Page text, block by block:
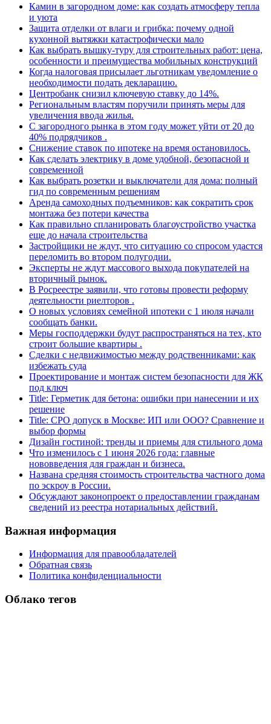
Камин в загородном доме: как создать атмосферу тепла
и уюта
Защита отделки от влаги и грибка: почему одной
кухонной вытяжки катастрофически мало
Как выбрать вышку-туру для строительных работ: цена,
особенности и преимущества мобильных конструкций
Когда налоговая присылает льготникам уведомление о
необходимости подать декларацию.
Центробанк снизил ключевую ставку до 14%.
Региональным властям поручили принять меры для
увеличения ввода жилья.
С загородного рынка в этом году может уйти от 20 до
40% подрядчиков .
Снижение ставок по ипотеке на время остановилось.
Как сделать электрику в доме удобной, безопасной и
современной
Как выбрать розетки и выключатели для дома: полный
гид по современным решениям
Аренда самоходных подъемников: как сократить срок
монтажа без потери качества
Как правильно спланировать благоустройство участка
еще до начала строительства
Застройщики не ждут, что ситуацию со спросом удастся
переломить во втором полугодии.
Эксперты не ждут массового выхода покупателей на
вторичный рынок.
В Росреестре заявили, что готовы провести реформу
деятельности риелторов .
О новых условиях семейной ипотеки с 1 июля начали
сообщать банки.
Меры господдержки будут распространяться на тех, кто
строит большие квартиры .
Сделки с недвижимостью между родственниками: как
избежать суда
Проектирование и монтаж систем безопасности для ЖК
под ключ
Title: Герметик для бетона: ошибки при нанесении и их
решение
Title: СРО допуск в Москве: ИП или ООО? Сравнение и
выбор формы
Дизайн гостиной: тренды и приемы для стильного дома
Что изменилось с 1 июня 2026 года: главные
нововведения для граждан и бизнеса.
Названа средняя стоимость строительства частного дома
по эскроу в России.
Обсуждают законопроект о предоставлении гражданам
сведений из реестра нотариальных действий.
Важная информация
Информация для правообладателей
Обратная связь
Политика конфиденциальности
Облако тегов